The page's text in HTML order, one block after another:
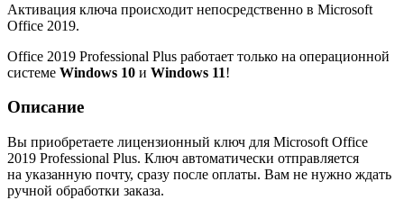
Активация ключа происходит непосредственно в Microsoft
Office 2019.
Office 2019 Professional Plus работает только на операционной
системе Windows 10 и Windows 11!
Описание
Вы приобретаете лицензионный ключ для Microsoft Office
2019 Professional Plus. Ключ автоматически отправляется
на указанную почту, сразу после оплаты. Вам не нужно ждать
ручной обработки заказа.